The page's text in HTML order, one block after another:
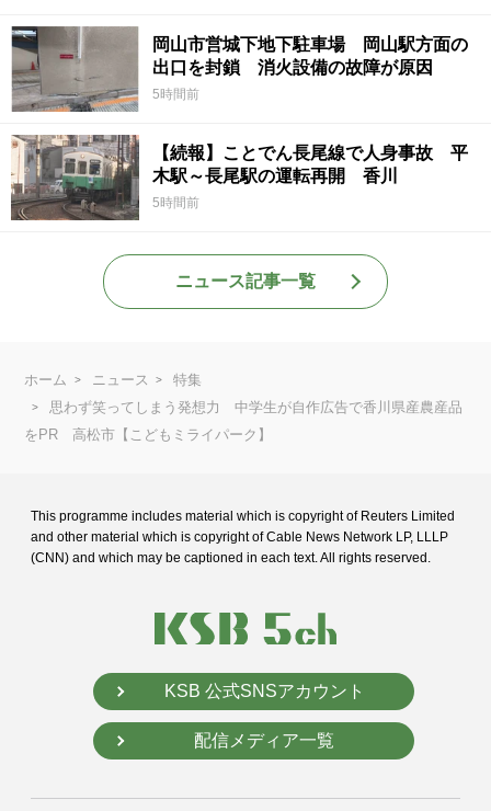
岡山市営城下地下駐車場 岡山駅方面の
出口を封鎖 消火設備の故障が原因
5時間前
【続報】ことでん長尾線で人身事故 平
木駅～長尾駅の運転再開 香川
5時間前
ニュース記事一覧
ホーム ニュース
特集
思わず笑ってしまう発想力 中学生が自作広告で香川県産農産品
をPR 高松市【こどもミライパーク】
This programme includes material which is copyright of Reuters Limited
and other material which is copyright of Cable News Network LP, LLLP
(CNN) and which may be captioned in each text. All rights reserved.
KSB 公式SNSアカウント
配信メディア一覧